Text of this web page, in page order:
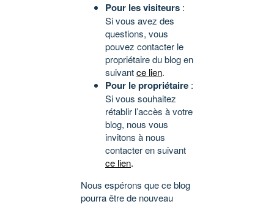
Pour les visiteurs :
Si vous avez des
questions, vous
pouvez contacter le
propriétaire du blog en
suivantce lien.
Pour le propriétaire :
Si vous souhaitez
rétablir l’accès à votre
blog, nous vous
invitons à nous
contacter en suivant
ce lien.
Nous espérons que ce blog
pourra être de nouveau